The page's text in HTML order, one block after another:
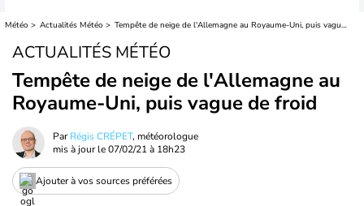
Météo Actualités Météo Tempête de neige de l'Allemagne au Royaume-Uni, puis vague de froid
ACTUALITÉS MÉTÉO
Tempête de neige de l'Allemagne au
Royaume-Uni, puis vague de froid
ParRégis CRÉPET, météorologue
mis à jour le07/02/21 à 18h23
Ajouter à vos sources préférées